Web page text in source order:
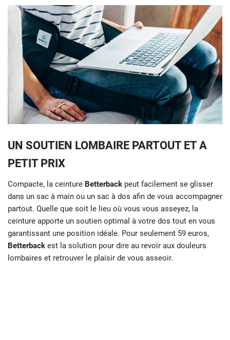
UN SOUTIEN LOMBAIRE PARTOUT ET A
PETIT PRIX
Compacte, la ceinture Betterback peut facilement se glisser
dans un sac à main ou un sac à dos afin de vous accompagner
partout. Quelle que soit le lieu où vous vous asseyez, la
ceinture apporte un soutien optimal à votre dos tout en vous
garantissant une position idéale. Pour seulement 59 euros,
Betterback est la solution pour dire au revoir aux douleurs
lombaires et retrouver le plaisir de vous asseoir.